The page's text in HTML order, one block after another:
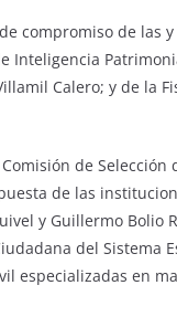
compromiso de las
Inteligencia
Calero; y de la
de Selección
de las
y Guillermo Bolio
del Sistema
especializadas en